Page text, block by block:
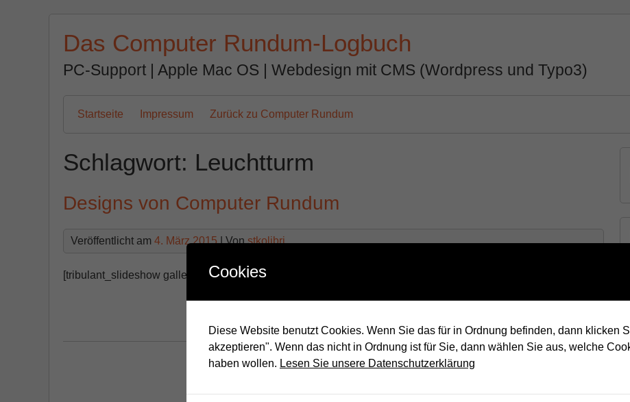
Das Computer Rundum-Logbuch
PC-Support | Apple Mac OS | Webdesign mit CMS (Wordpress und Typo3)
Startseite Impressum Zurück zu Computer Rundum
Schlagwort: Leuchtturm
Designs von Computer Rundum
Veröffentlicht am 4. März 2015| Vonstkolibri
[tribulant_slideshow gallery_id=“1″]
von
Cookies
Diese Website benutzt Cookies. Wenn Sie das für in Ordnung befinden, dann klicken
akzeptieren". Wenn das nicht in Ordnung ist für Sie, dann wählen Sie aus, welche
haben wollen. Lesen Sie unsere Datenschutzerklärung